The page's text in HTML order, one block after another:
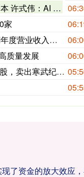
时代，好产品的底层逻辑从未改变
家
入及溢利同比下
质量发展
出寒武纪6.8亿元
了资金的放大效应